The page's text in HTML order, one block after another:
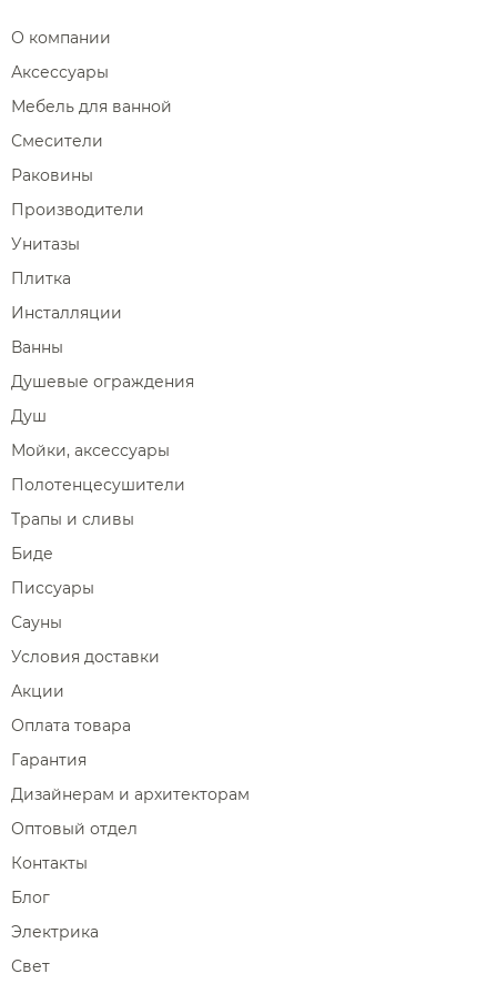
О компании
Аксессуары
Мебель для ванной
Смесители
Раковины
Производители
Унитазы
Плитка
Инсталляции
Ванны
Душевые ограждения
Душ
Мойки, аксессуары
Полотенцесушители
Трапы и сливы
Биде
Писсуары
Сауны
Условия доставки
Акции
Оплата товара
Гарантия
Дизайнерам и архитекторам
Оптовый отдел
Контакты
Блог
Электрика
Свет